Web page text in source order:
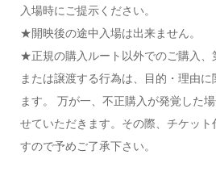
入場時にご提示ください。
★開映後の途中入場は出来ません。
★正規の購入ルート以外でのご購入、
または譲渡する行為は、目的・理由
ます。 万が一、不正購入が発覚した
せていただきます。その際、チケット
すので予めご了承下さい。